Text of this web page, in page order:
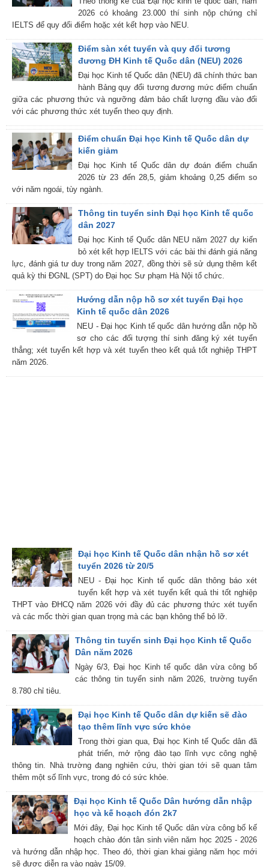
2026 có khoảng 23.000 thí sinh nộp chứng chỉ
IELTS để quy đổi điểm hoặc xét kết hợp vào NEU.
Điểm sàn xét tuyển và quy đổi tương
đương ĐH Kinh tế Quốc dân (NEU) 2026
Đại học Kinh tế Quốc dân (NEU) đã chính thức ban
hành Bảng quy đổi tương đương mức điểm chuẩn
giữa các phương thức và ngưỡng đảm bảo chất lượng đầu vào đối
với các phương thức xét tuyển theo quy định.
Điểm chuẩn Đại học Kinh tế Quốc dân dự
kiến giảm
Đại học Kinh tế Quốc dân dự đoán điểm chuẩn
2026 từ 23 đến 28,5, giảm khoảng 0,25 điểm so
với năm ngoái, tùy ngành.
Thông tin tuyển sinh Đại học Kinh tế quốc
dân 2027
Đại học Kinh tế Quốc dân NEU năm 2027 dự kiến
bỏ xét kết hợp IELTS với các bài thi đánh giá năng
lực, đánh giá tư duy trong năm 2027, đồng thời sẽ sử dụng thêm kết
quả kỳ thi ĐGNL (SPT) do Đại học Sư phạm Hà Nội tổ chức.
Hướng dẫn nộp hồ sơ xét tuyển Đại học
Kinh tế quốc dân 2026
NEU - Đại học Kinh tế quốc dân hướng dẫn nộp hồ
sơ cho các đối tượng thí sinh đăng ký xét tuyển
thẳng; xét tuyển kết hợp và xét tuyển theo kết quả tốt nghiệp THPT
năm 2026.
Đại học Kinh tế Quốc dân nhận hồ sơ xét
tuyển 2026 từ 20/5
NEU - Đại học Kinh tế quốc dân thông báo xét
tuyển kết hợp và xét tuyển kết quả thi tốt nghiệp
THPT vào ĐHCQ năm 2026 với đầy đủ các phương thức xét tuyển
và các mốc thời gian quan trọng mà các bạn không thể bỏ lỡ.
Thông tin tuyển sinh Đại học Kinh tế Quốc
Dân năm 2026
Ngày 6/3, Đại học Kinh tế quốc dân vừa công bố
các thông tin tuyển sinh năm 2026, trường tuyển
8.780 chỉ tiêu.
Đại học Kinh tế Quốc dân dự kiến sẽ đào
tạo thêm lĩnh vực sức khỏe
Trong thời gian qua, Đại học Kinh tế Quốc dân đã
phát triển, mở rộng đào tạo lĩnh vực công nghệ
thông tin. Nhà trường đang nghiên cứu, thời gian tới sẽ quan tâm
thêm một số lĩnh vực, trong đó có sức khỏe.
Đại học Kinh tế Quốc Dân hướng dẫn nhập
học và kế hoạch đón 2k7
Mới đây, Đại học Kinh tế Quốc dân vừa công bố kế
hoạch chào đón tân sinh viên năm học 2025 - 2026
và hướng dẫn nhập học. Theo đó, thời gian khai giảng năm học mới
sẽ được diễn ra vào ngày 15/09.